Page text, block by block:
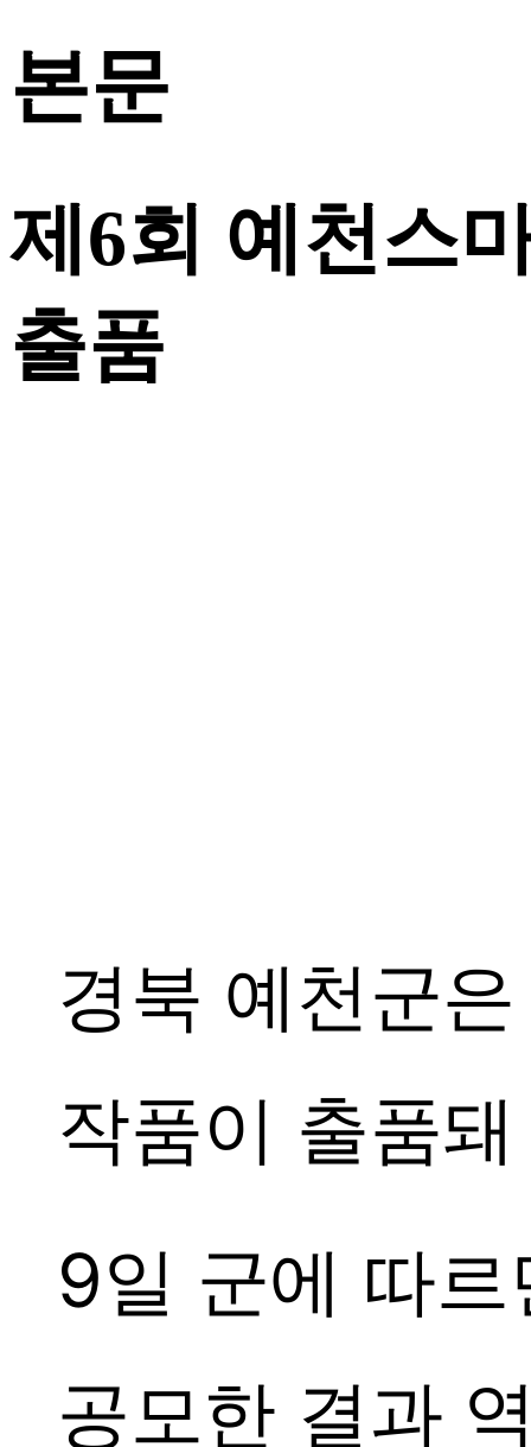
본문
제6회 예천스
출품
경북 예천군
작품이 출품
9일 군에 따
공모한 결과